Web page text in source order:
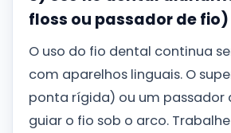
floss ou passador de fio)
O uso do fio dental continua
com aparelhos linguais. O
ponta rígida) ou um passador
guiar o fio sob o arco.